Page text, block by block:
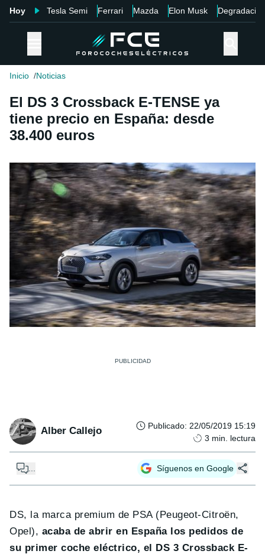
Hoy Tesla Semi Ferrari Mazda Elon Musk Degradación
Inicio Noticias
El DS 3 Crossback E-TENSE ya
tiene precio en España: desde
38.400 euros
Alber Callejo Publicado: 22/05/2019 15:19
3 min. lectura
Síguenos en Google
DS, la marca premium de PSA (Peugeot-Citroën,
Opel), acaba de abrir en España los pedidos de
su primer coche eléctrico, el DS 3 Crossback E-